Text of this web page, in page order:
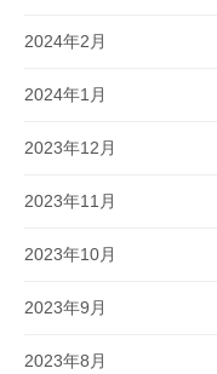
2024年2月
2024年1月
2023年12月
2023年11月
2023年10月
2023年9月
2023年8月